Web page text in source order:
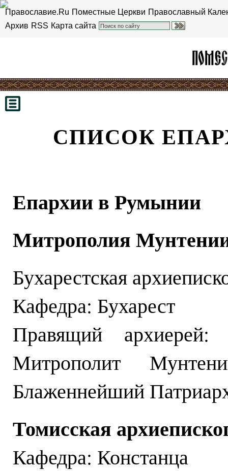
Православие.Ru Поместные Церкви Православный
Архив RSS Карта сайта
СПИСОК
Епархии в Румынии
Митрополия
Бухарестская
Кафедра: Бухарест
Правящий архиерей:
Митрополит
Блаженнейший
Томисская
Кафедра: Констанца